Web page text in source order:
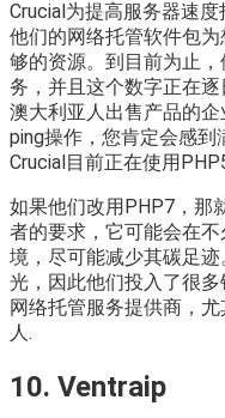
Crucial为提高服务器速
他们的网络托管软件包
够的资源。到目前为止
务，并且这个数字正在
澳大利亚人出售产品的
ping操作，您肯定会感
Crucial目前正在使用
如果他们改用PHP7，那
者的要求，它可能会在
境，尽可能减少其碳足
光，因此他们投入了很
网络托管服务提供商，
人.
10. Ventraip